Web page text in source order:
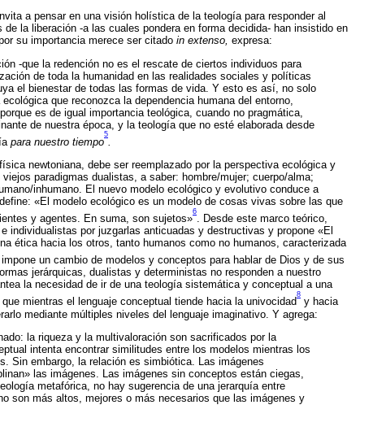
a pensar en una visión holística de la teología para responder al
la liberación -a las cuales pondera en forma decidida- han insistido en
su importancia merece ser citado in extenso, expresa:
-que la redención no es el rescate de ciertos individuos para
de toda la humanidad en las realidades sociales y políticas
el bienestar de todas las formas de vida. Y esto es así, no solo
que reconozca la dependencia humana del entorno,
es de igual importancia teológica, cuando no pragmática,
de nuestra época, y la teología que no esté elaborada desde
para nuestro tiempo
5
newtoniana, debe ser reemplazado por la perspectiva ecológica y
paradigmas dualistas, a saber: hombre/mujer; cuerpo/alma;
inhumano. El nuevo modelo ecológico y evolutivo conduce a
«El modelo ecológico es un modelo de cosas vivas sobre las que
y agentes. En suma, son sujetos»
6
. Desde este marco teórico,
individualistas por juzgarlas anticuadas y destructivas y propone «El
ética hacia los otros, tanto humanos como no humanos, caracterizada
un cambio de modelos y conceptos para hablar de Dios y de sus
jerárquicas, dualistas y deterministas no responden a nuestro
la necesidad de ir de una teología sistemática y conceptual a una
mientras el lenguaje conceptual tiende hacia la univocidad
8
y hacia
mediante múltiples niveles del lenguaje imaginativo. Y agrega:
la riqueza y la multivaloración son sacrificados por la
intenta encontrar similitudes entre los modelos mientras los
Sin embargo, la relación es simbiótica. Las imágenes
las imágenes. Las imágenes sin conceptos están ciegas,
metafórica, no hay sugerencia de una jerarquía entre
son más altos, mejores o más necesarios que las imágenes y